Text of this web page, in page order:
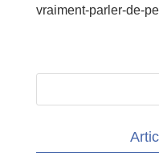
vraiment-parler-de-